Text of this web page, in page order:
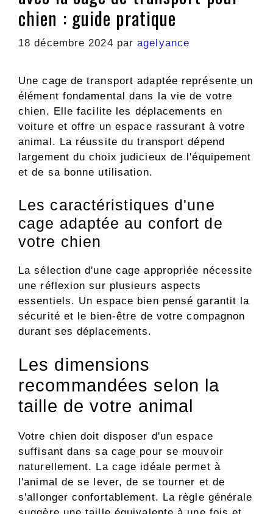
chien : guide pratique
18 décembre 2024 paragelyance
Une cage de transport adaptée représente un
élément fondamental dans la vie de votre
chien. Elle facilite les déplacements en
voiture et offre un espace rassurant à votre
animal. La réussite du transport dépend
largement du choix judicieux de l'équipement
et de sa bonne utilisation.
Les caractéristiques d'une
cage adaptée au confort de
votre chien
La sélection d'une cage appropriée nécessite
une réflexion sur plusieurs aspects
essentiels. Un espace bien pensé garantit la
sécurité et le bien-être de votre compagnon
durant ses déplacements.
Les dimensions
recommandées selon la
taille de votre animal
Votre chien doit disposer d'un espace
suffisant dans sa cage pour se mouvoir
naturellement. La cage idéale permet à
l'animal de se lever, de se tourner et de
s'allonger confortablement. La règle générale